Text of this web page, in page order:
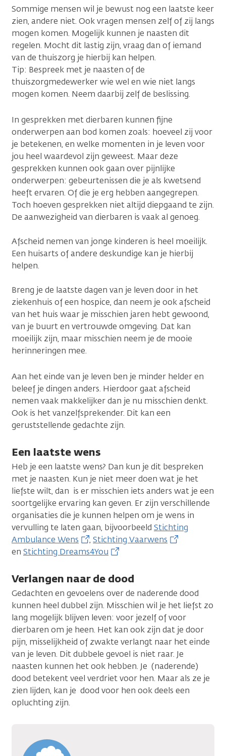
Sommige mensen wil je bewust nog een laatste keer
zien, andere niet. Ook vragen mensen zelf of zij langs
mogen komen. Mogelijk kunnen je naasten dit
regelen. Mocht dit lastig zijn, vraag dan of iemand
van de thuiszorg je hierbij kan helpen.
Tip: Bespreek met je naasten of de
thuiszorgmedewerker wie wel en wie niet langs
mogen komen. Neem daarbij zelf de beslissing.
In gesprekken met dierbaren kunnen fijne
onderwerpen aan bod komen zoals: hoeveel zij voor
je betekenen, en welke momenten in je leven voor
jou heel waardevol zijn geweest. Maar deze
gesprekken kunnen ook gaan over pijnlijke
onderwerpen: gebeurtenissen die je als kwetsend
heeft ervaren. Of die je erg hebben aangegrepen.
Toch hoeven gesprekken niet altijd diepgaand te zijn.
De aanwezigheid van dierbaren is vaak al genoeg.
Afscheid nemen van jonge kinderen is heel moeilijk.
Een huisarts of andere deskundige kan je hierbij
helpen.
Breng je de laatste dagen van je leven door in het
ziekenhuis of een hospice, dan neem je ook afscheid
van het huis waar je misschien jaren hebt gewoond,
van je buurt en vertrouwde omgeving. Dat kan
moeilijk zijn, maar misschien neem je de mooie
herinneringen mee.
Aan het einde van je leven ben je minder helder en
beleef je dingen anders. Hierdoor gaat afscheid
nemen vaak makkelijker dan je nu misschien denkt.
Ook is het vanzelfsprekender. Dit kan een
geruststellende gedachte zijn.
Een laatste wens
Heb je een laatste wens? Dan kun je dit bespreken
met je naasten. Kun je niet meer doen wat je het
liefste wilt, dan is er misschien iets anders wat je een
soortgelijke ervaring kan geven. Er zijn verschillende
organisaties die je kunnen helpen om je wens in
vervulling te laten gaan, bijvoorbeeld Stichting
Ambulance Wens
,Stichting Vaarwens
en Stichting Dreams4You
Verlangen naar de dood
Gedachten en gevoelens over de naderende dood
kunnen heel dubbel zijn. Misschien wil je het liefst zo
lang mogelijk blijven leven: voor jezelf of voor
dierbaren om je heen. Het kan ook zijn dat je door
pijn, misselijkheid of zwakte verlangt naar het einde
van je leven. Dit dubbele gevoel is niet raar. Je
naasten kunnen het ook hebben. Je (naderende)
dood betekent veel verdriet voor hen. Maar als ze je
zien lijden, kan je dood voor hen ook deels een
opluchting zijn.